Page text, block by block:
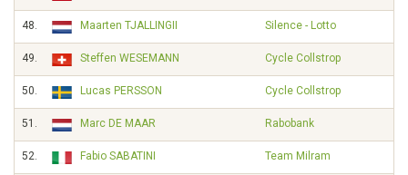
48. Maarten TJALLINGII Silence - Lotto
49. Steffen WESEMANN Cycle Collstrop
50. Lucas PERSSON Cycle Collstrop
51. Marc DE MAAR Rabobank
52. Fabio SABATINI Team Milram